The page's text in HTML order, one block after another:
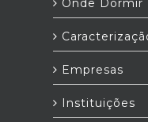
Onde Dormir
Empresas
Instituições